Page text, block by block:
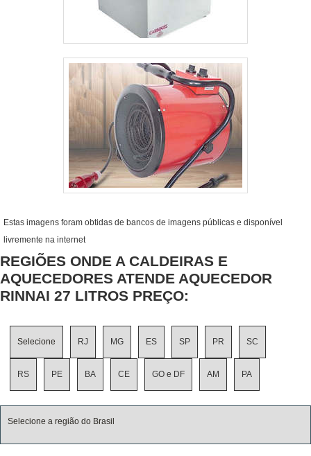
Estas imagens foram obtidas de bancos de imagens públicas e disponível
livremente na internet
REGIÕES ONDE A CALDEIRAS E
AQUECEDORES ATENDE AQUECEDOR
RINNAI 27 LITROS PREÇO:
Selecione RJ MG ES SP PR SC
RS PE BA CE GO e DF AM PA
Selecione a região do Brasil